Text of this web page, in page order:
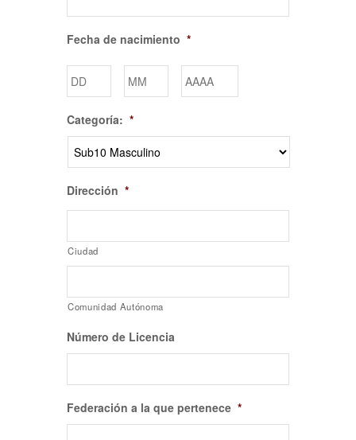
Fecha de nacimiento *
Categoría: *
Dirección *
Ciudad
Comunidad Autónoma
Número de Licencia
Federación a la que pertenece *